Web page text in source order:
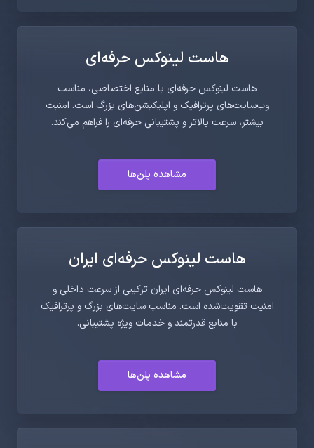
هاست لینوکس حرفه‌ای
هاست لینوکس حرفه‌ای با منابع اختصاصی، مناسب
وب‌سایت‌های پرترافیک و اپلیکیشن‌های بزرگ است. امنیت
بیشتر، سرعت بالاتر و پشتیبانی حرفه‌ای را فراهم می‌کند.
مشاهده پلن‌ها
هاست لینوکس حرفه‌ای ایران
هاست لینوکس حرفه‌ای ایران ترکیبی از سرعت داخلی و
امنیت تقویت‌شده است. مناسب سایت‌های بزرگ و پرترافیک
با منابع قدرتمند و خدمات ویژه پشتیبانی.
مشاهده پلن‌ها